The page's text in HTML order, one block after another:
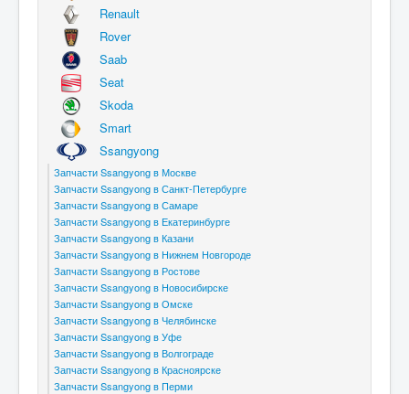
Renault
Rover
Saab
Seat
Skoda
Smart
Ssangyong
Запчасти Ssangyong в Москве
Запчасти Ssangyong в Санкт-Петербурге
Запчасти Ssangyong в Самаре
Запчасти Ssangyong в Екатеринбурге
Запчасти Ssangyong в Казани
Запчасти Ssangyong в Нижнем Новгороде
Запчасти Ssangyong в Ростове
Запчасти Ssangyong в Новосибирске
Запчасти Ssangyong в Омске
Запчасти Ssangyong в Челябинске
Запчасти Ssangyong в Уфе
Запчасти Ssangyong в Волгограде
Запчасти Ssangyong в Красноярске
Запчасти Ssangyong в Перми